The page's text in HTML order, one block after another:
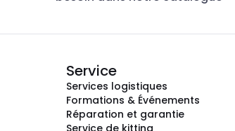
Service
Services logistiques
Formations & Événements
Réparation et garantie
Service de kitting